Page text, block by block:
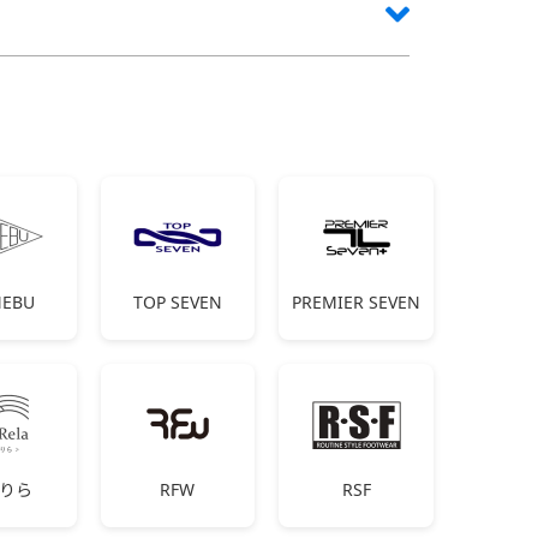
TOP SEVEN PREMIER SEVEN
ら RFW RSF